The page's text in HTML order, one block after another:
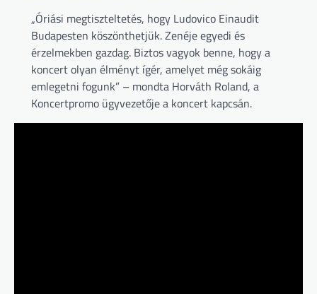
„Óriási megtiszteltetés, hogy Ludovico Einaudit
Budapesten köszönthetjük. Zenéje egyedi és
érzelmekben gazdag. Biztos vagyok benne, hogy a
koncert olyan élményt ígér, amelyet még sokáig
emlegetni fogunk” – mondta Horváth Roland, a
Koncertpromo ügyvezetője a koncert kapcsán.